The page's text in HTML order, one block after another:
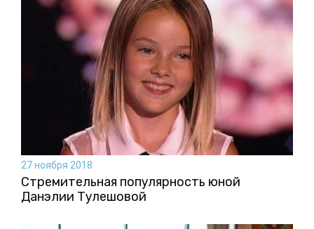
27 ноября 2018
Стремительная популярность юной
Данэлии Тулешовой